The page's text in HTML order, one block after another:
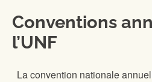
Conventions
l’UNF
La convention nationale